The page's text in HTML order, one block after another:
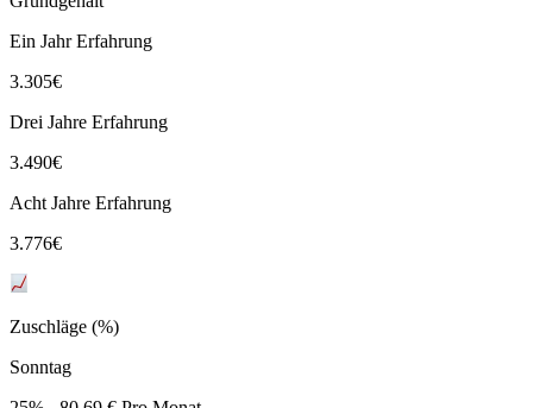
Ein Jahr Erfahrung
3.305€
Drei Jahre Erfahrung
3.490€
Acht Jahre Erfahrung
3.776€
Zuschläge (%)
Sonntag